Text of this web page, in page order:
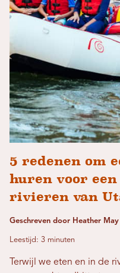
5 redenen om
huren voor
rivieren van
Geschreven door Heather May
Leestijd: 3 minuten
Terwijl we eten en in de